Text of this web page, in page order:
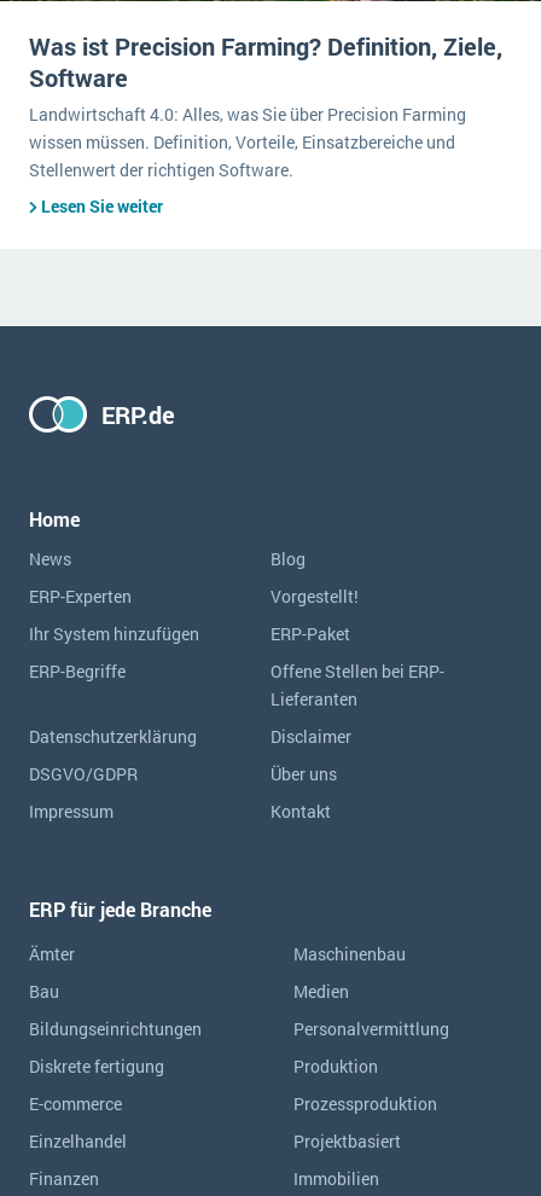
Was ist Precision Farming? Definition, Ziele,
Software
Landwirtschaft 4.0: Alles, was Sie über Precision Farming
wissen müssen. Definition, Vorteile, Einsatzbereiche und
Stellenwert der richtigen Software.
Lesen Sie weiter
ERP.de
Home
News
Blog
ERP-Experten
Vorgestellt!
Ihr System hinzufügen
ERP-Paket
ERP-Begriffe
Offene Stellen bei ERP-
Lieferanten
Datenschutzerklärung
Disclaimer
DSGVO/GDPR
Über uns
Impressum
Kontakt
ERP für jede Branche
Ämter
Bau
Bildungseinrichtungen
Diskrete fertigung
E-commerce
Einzelhandel
Finanzen
Maschinenbau
Medien
Personalvermittlung
Produktion
Prozessproduktion
Projektbasiert
Immobilien